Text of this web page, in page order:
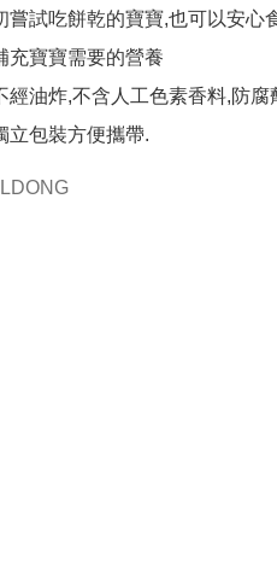
嘗試吃餅乾的寶寶,也可以安心
充寶寶需要的營養
經油炸,不含人工色素香料,防腐
立包裝方便攜帶.
ILDONG